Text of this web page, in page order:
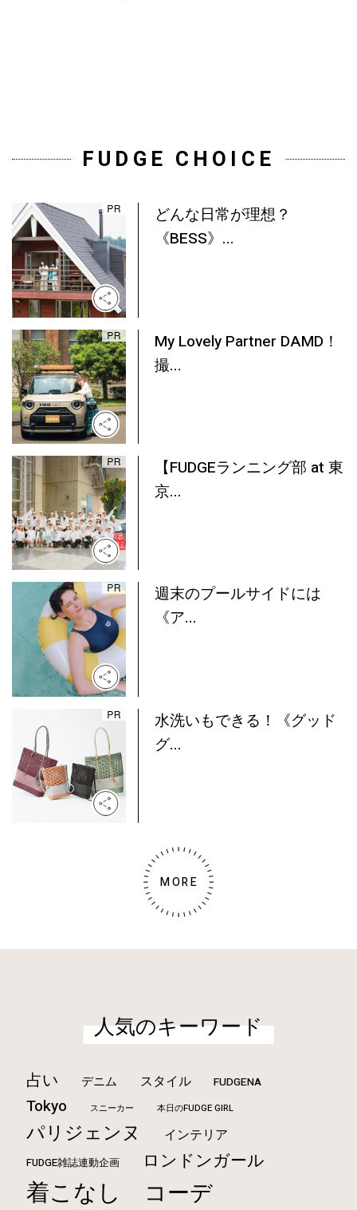
FUDGE CHOICE
どんな日常が理想？
《BESS》...
My Lovely Partner DAMD！
撮...
【FUDGEランニング部 at 東
京...
週末のプールサイドには
《ア...
水洗いもできる！《グッド
グ...
MORE
人気のキーワード
占い デニム スタイル FUDGENA
Tokyo スニーカー 本日のFUDGE GIRL
パリジェンヌ インテリア
FUDGE雑誌連動企画 ロンドンガール
着こなし コーデ